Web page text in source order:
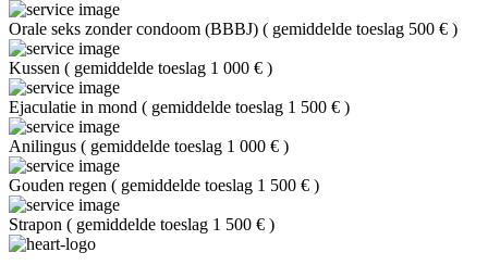
Orale seks zonder condoom (BBBJ) ( gemiddelde toeslag 500 € )
Kussen ( gemiddelde toeslag 1 000 € )
Ejaculatie in mond ( gemiddelde toeslag 1 500 € )
Anilingus ( gemiddelde toeslag 1 000 € )
Gouden regen ( gemiddelde toeslag 1 500 € )
Strapon ( gemiddelde toeslag 1 500 € )